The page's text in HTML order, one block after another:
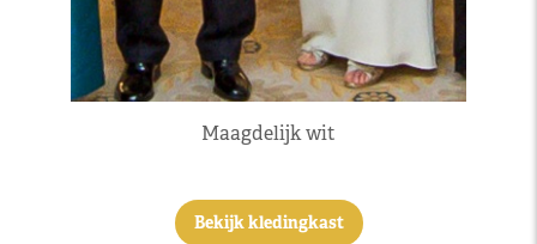
Maagdelijk wit
Bekijk kledingkast